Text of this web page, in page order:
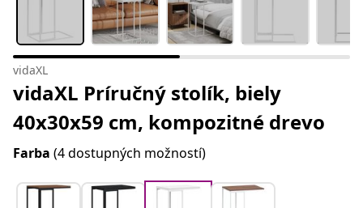
vidaXL
vidaXL Príručný stolík, biely
40x30x59 cm, kompozitné drevo
Farba (4 dostupných možností)